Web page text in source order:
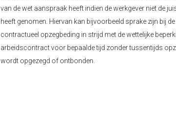
van de wet aanspraak heeft indien de werkgever niet de
heeft genomen. Hiervan kan bijvoorbeeld sprake zijn bij
contractueel opzegbeding in strijd met de wettelijke
arbeidscontract voor bepaalde tijd zonder tussentijds
wordt opgezegd of ontbonden.